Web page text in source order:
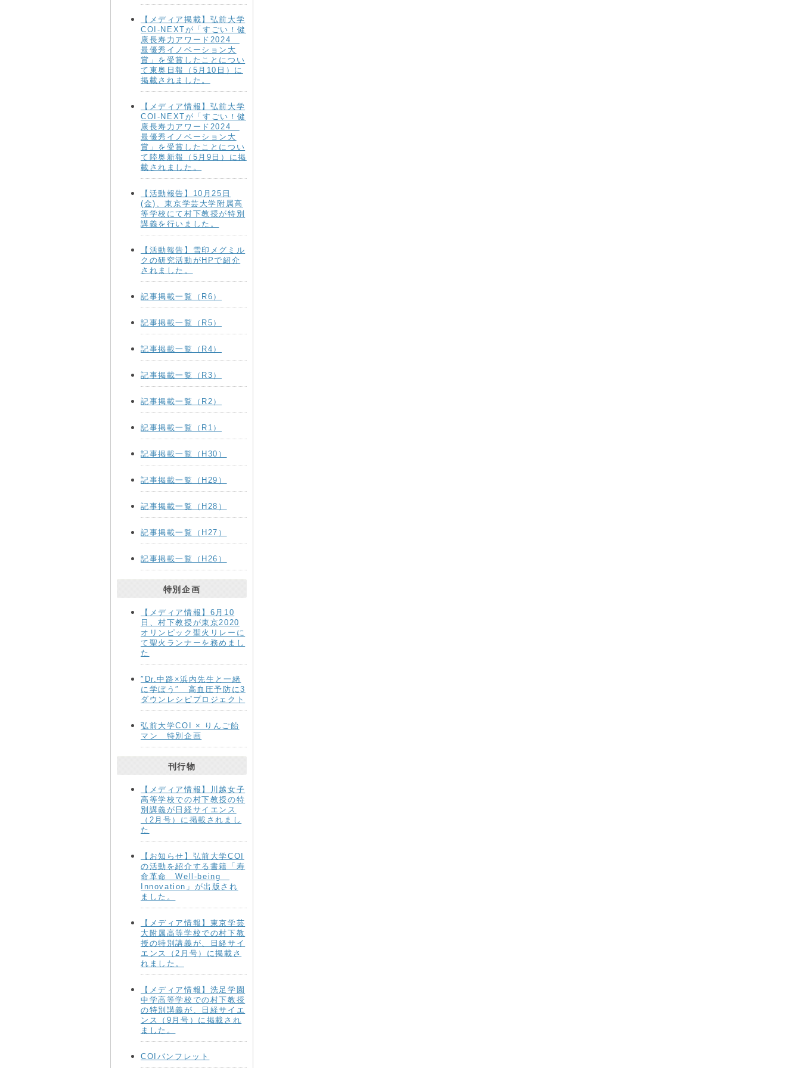
【メディア掲載】弘前大学
COI-NEXTが「すごい！健
康長寿力アワード2024
最優秀イノベーション大
賞」を受賞したことについ
て東奥日報（5月10日）に
掲載されました。
【メディア情報】弘前大学
COI-NEXTが「すごい！健
康長寿力アワード2024
最優秀イノベーション大
賞」を受賞したことについ
て陸奥新報（5月9日）に掲
載されました。
【活動報告】10月25日
(金)、東京学芸大学附属高
等学校にて村下教授が特別
講義を行いました。
【活動報告】雪印メグミル
クの研究活動がHPで紹介
されました。
記事掲載一覧（R6）
記事掲載一覧（R5）
記事掲載一覧（R4）
記事掲載一覧（R3）
記事掲載一覧（R2）
記事掲載一覧（R1）
記事掲載一覧（H30）
記事掲載一覧（H29）
記事掲載一覧（H28）
記事掲載一覧（H27）
記事掲載一覧（H26）
特別企画
【メディア情報】6月10
日、村下教授が東京2020
オリンピック聖火リレーに
て聖火ランナーを務めまし
た
″Dr.中路×浜内先生と一緒
に学ぼう″ 高血圧予防に3
ダウンレシピプロジェクト
弘前大学COI × りんご飴
マン 特別企画
刊行物
【メディア情報】川越女子
高等学校での村下教授の特
別講義が日経サイエンス
（2月号）に掲載されまし
た
【お知らせ】弘前大学COI
の活動を紹介する書籍「寿
命革命 Well-being
Innovation」が出版され
ました。
【メディア情報】東京学芸
大附属高等学校での村下教
授の特別講義が、日経サイ
エンス（2月号）に掲載さ
れました。
【メディア情報】洗足学園
中学高等学校での村下教授
の特別講義が、日経サイエ
ンス（9月号）に掲載され
ました。
COIパンフレット